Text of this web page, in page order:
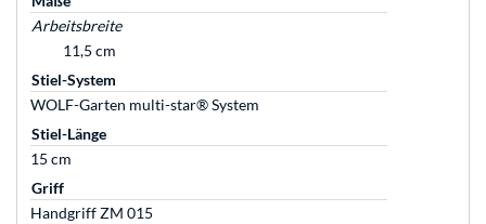
Arbeitsbreite
11,5 cm
Stiel-System
WOLF-Garten multi-star® System
Stiel-Länge
15 cm
Griff
Handgriff ZM 015